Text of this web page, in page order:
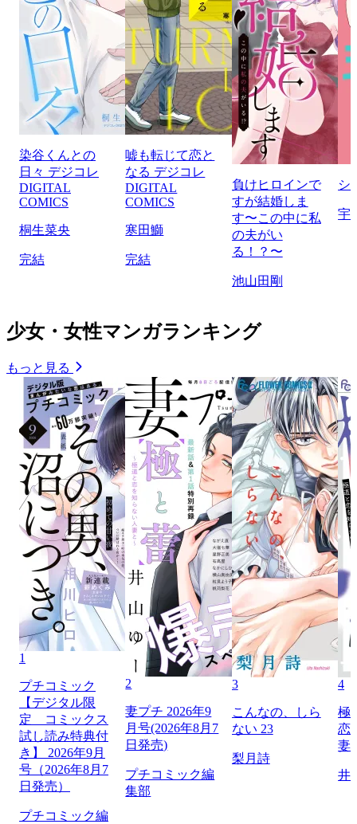
染谷くんとの
日々 デジコレ
DIGITAL
COMICS
桐生菜央
完結
嘘も転じて恋と
なる デジコレ
DIGITAL
COMICS
寒田鰤
完結
負けヒロインで
すが結婚しま
す〜この中に私
の夫がい
る！？〜
池山田剛
シ
宇
少女・女性マンガランキング
もっと見る
1
プチコミック
【デジタル限
定 コミックス
試し読み特典付
き】 2026年9月
号（2026年8月7
日発売）
プチコミック編
2
妻プチ 2026年9
月号(2026年8月7
日発売)
プチコミック編
集部
3
こんなの、しら
ない 23
梨月詩
4
極
恋
妻
井